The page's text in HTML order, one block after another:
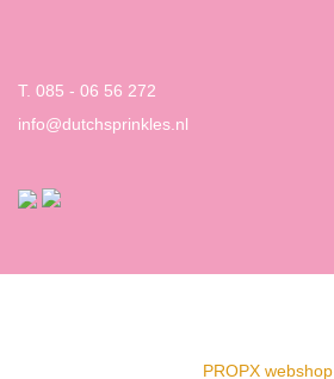
T. 085 - 06 56 272
info@dutchsprinkles.nl
PROPX webshop